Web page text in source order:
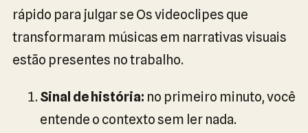
rápido para julgar se Os videoclipes que
transformaram músicas em narrativas visuais
estão presentes no trabalho.
Sinal de história: no primeiro minuto, você
entende o contexto sem ler nada.